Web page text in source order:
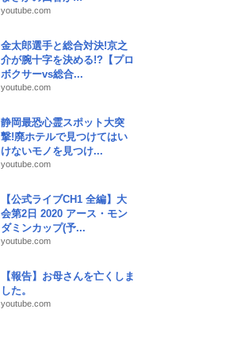
youtube.com
金太郎選手と総合対決!京之
介が腕十字を決める!?【プロ
ボクサーvs総合...
youtube.com
静岡最恐心霊スポット大突
撃!廃ホテルで見つけてはい
けないモノを見つけ...
youtube.com
【公式ライブCH1 全編】大
会第2日 2020 アース・モン
ダミンカップ(予...
youtube.com
【報告】お母さんを亡くしま
した。
youtube.com